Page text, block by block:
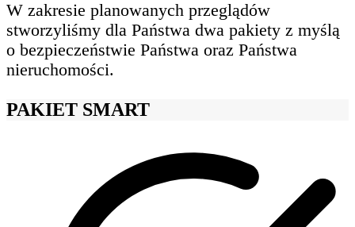
W zakresie planowanych przeglądów
stworzyliśmy dla Państwa dwa pakiety z myślą
o bezpieczeństwie Państwa oraz Państwa
nieruchomości.
PAKIET SMART